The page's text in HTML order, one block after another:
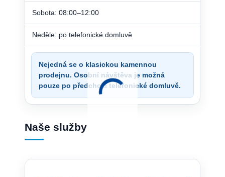
Sobota: 08:00–12:00
Neděle: po telefonické domluvě
Nejedná se o klasickou kamennou
prodejnu. Osobní návštěva je možná
pouze po předchozí telefonické domluvě.
Naše služby